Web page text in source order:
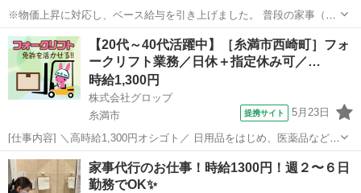
※物価上昇に対応し、ベース給与を引き上げました。 普段の家事（掃
除/料理/買い物）をお仕事にしませんか？ 年間１万回以上の家事サー
ビスを提供しています！ ４０代〜６０代の主婦さん大活躍中！！ ・お
掃除・お料理...
沖縄 うるま市 軽作業 時給
【20代～40代活躍中】［糸満市西崎町］フォ
ークリフト業務／日休＋指定休み可／…
時給1,300円
株式会社グロップ
糸満市
提携サイト 5月23日
[仕事内容] ＼高時給1,300円オシゴト／ 日用品をはじめ、医薬品など幅
広い製品を取り扱っている倉庫！ 浅築の綺麗な職場です♪ 【フォーク
リフト業務と軽作業】 《仕事内容》 （雇入れ直後） 倉庫内でのフォ
ークリフト...
沖縄 糸満市 工場
家事代行のお仕事！時給1300円！週２〜６日
勤務でOK✨